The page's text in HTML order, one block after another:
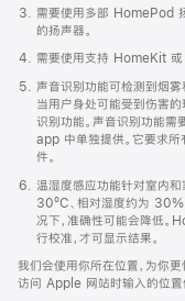
需要使用多部 HomePod
的扬声器。
需要使用支持 HomeKit 或
声音识别功能可检测到烟雾
当用户身处可能受到伤害的
识别功能。声音识别功能需
app 中单独提供。它要求
件。
温湿度感应功能针对室内
30ºC、相对湿度约为
况下，准确性可能会降低
行校准，才可显示结果。
我们会使用你所在位置，为你
访问 Apple 网站时输入的位置